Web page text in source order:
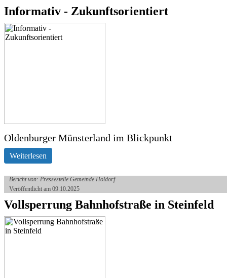
Informativ - Zukunftsorientiert
Oldenburger Münsterland im Blickpunkt
Weiterlesen
Bericht von: Pressestelle Gemeinde Holdorf
Veröffentlicht am 09.10.2025
Vollsperrung Bahnhofstraße in Steinfeld